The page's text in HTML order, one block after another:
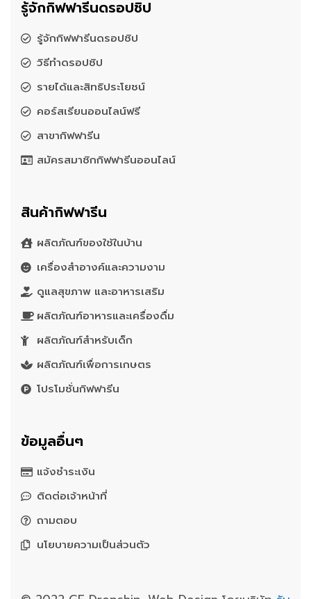
รู้จักกิฟฟารีนดรอปชิป
รู้จักกิฟฟารีนดรอปชิป
วิธีทำดรอปชิป
รายได้และสิทธิประโยชน์
คอร์สเรียนออนไลน์ฟรี
สาขากิฟฟารีน
สมัครสมาชิกกิฟฟารีนออนไลน์
สินค้ากิฟฟารีน
ผลิตภัณฑ์ของใช้ในบ้าน
เครื่องสำอางค์และความงาม
ดูแลสุขภาพ และอาหารเสริม
ผลิตภัณฑ์อาหารและเครื่องดื่ม
ผลิตภัณฑ์สำหรับเด็ก
ผลิตภัณฑ์เพื่อการเกษตร
โปรโมชั่นกิฟฟารีน
ข้อมูลอื่นๆ
แจ้งชำระเงิน
ติดต่อเจ้าหน้าที่
ถามตอบ
นโยบายความเป็นส่วนตัว